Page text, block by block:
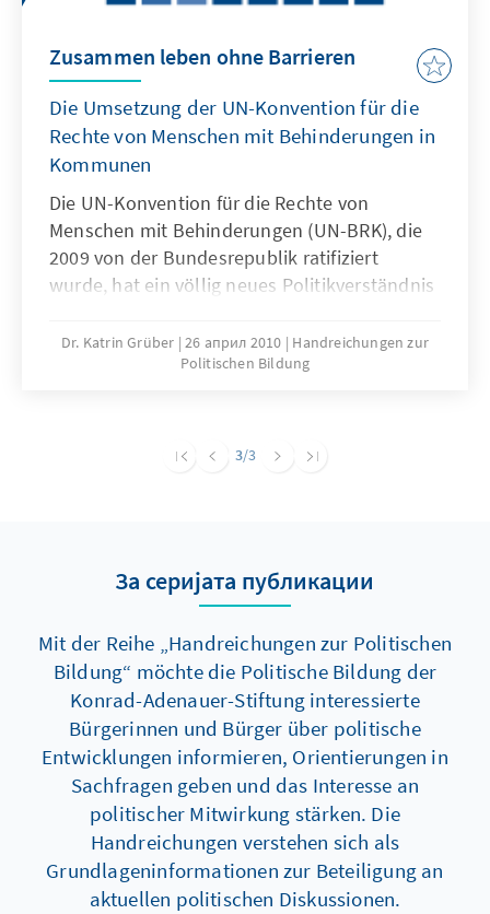
Zusammen leben ohne Barrieren
Die Umsetzung der UN-Konvention für die
Rechte von Menschen mit Behinderungen in
Kommunen
Die UN-Konvention für die Rechte von
Menschen mit Behinderungen (UN-BRK), die
2009 von der Bundesrepublik ratifiziert
wurde, hat ein völlig neues Politikverständnis
passiv zu erdulden, geht das
Selbstverständnis der Betroffenen hin zu
Teilhabe am gesellschaftlichen Leben durch
Dr. Katrin Grüber 26 април 2010
Handreichungen zur
Politischen Bildung
3/3
За серијата публикации
Mit der Reihe „Handreichungen zur Politischen
Bildung“ möchte die Politische Bildung der
Konrad-Adenauer-Stiftung interessierte
Bürgerinnen und Bürger über politische
Entwicklungen informieren, Orientierungen in
Sachfragen geben und das Interesse an
politischer Mitwirkung stärken. Die
Handreichungen verstehen sich als
Grundlageninformationen zur Beteiligung an
aktuellen politischen Diskussionen.